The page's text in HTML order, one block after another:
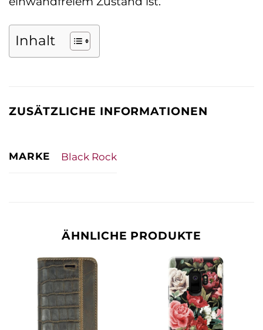
Inhalt
ZUSÄTZLICHE INFORMATIONEN
MARKE Black Rock
ÄHNLICHE PRODUKTE